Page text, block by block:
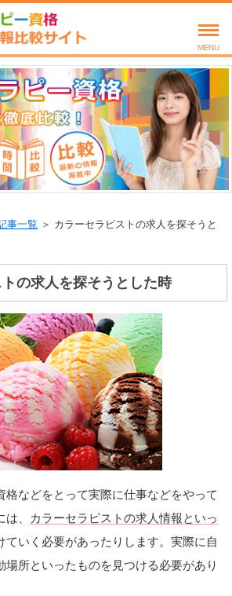
MENU
事一覧 ＞ カラーセラピストの求人を探そうと
の求人を探そうとした時
格などをとって実際に仕事などをやって
、
カラーセラピストの求人情報といっ
ていく必要があったりします。実際に自
場所といったものを見つける必要があり